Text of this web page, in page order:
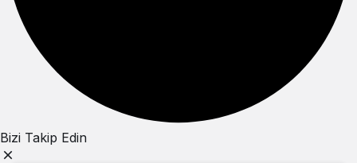
Bizi Takip Edin